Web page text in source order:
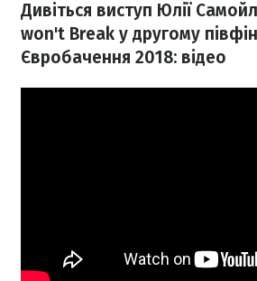
Дивіться виступ Юлії
won't Break у другому
Євробачення 2018: відео